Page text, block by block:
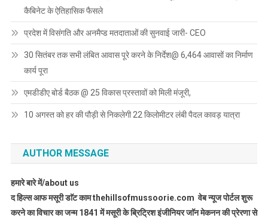
कैबिनेट के ऐतिहासिक फैसले
प्रदेश में विसंगति और अनमैप्ड मतदाताओं की सुनवाई जारी- CEO
30 सितंबर तक सभी लंबित आवास पूरे करने के निर्देश@ 6,464 आवासों का निर्माण
कार्य पूरा
एमडीडीए बोर्ड बैठक @ 25 विकास प्रस्तावों को मिली मंजूरी,
10 अगस्त को हर की पौड़ी से निकलेगी 22 किलोमीटर लंबी पैदल कावड़ यात्रा
AUTHOR MESSAGE
हमारे बारे में/about us
द हिल्स आफ मसूरी डाॅट काम thehillsofmussoorie.com वेब न्यूज पोर्टल शुरू
करने का विचार का जन्म 1841 में मसूरी के ब्रिट्रिश इंजीनियर जाॅन मेकनन की प्रेरणा से